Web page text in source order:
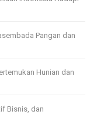
Pangan dan
Hunian dan
Bisnis, dan